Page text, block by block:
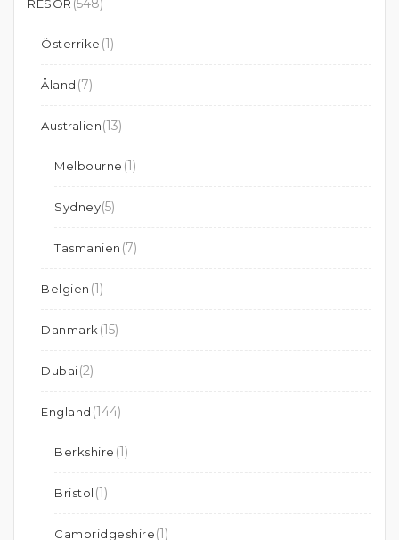
RESOR (548)
Österrike (1)
Åland (7)
Australien(13)
Melbourne (1)
Sydney(5)
Tasmanien (7)
Belgien (1)
Danmark (15)
Dubai(2)
England (144)
Berkshire (1)
Bristol (1)
Cambridgeshire(1)